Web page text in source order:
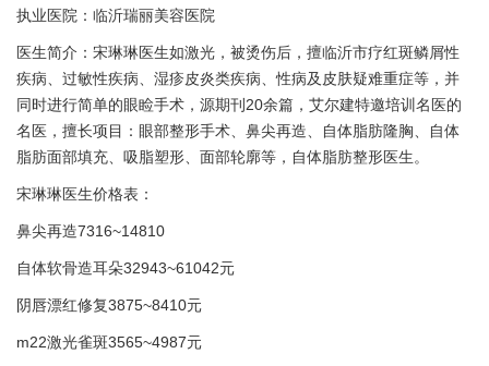
执业医院：临沂瑞丽美容医院
医生简介：宋琳琳医生如激光，被烫伤后，擅临沂市疗红斑鳞屑性
疾病、过敏性疾病、湿疹皮炎类疾病、性病及皮肤疑难重症等，并
同时进行简单的眼睑手术，源期刊20余篇，艾尔建特邀培训名医的
名医，擅长项目：眼部整形手术、鼻尖再造、自体脂肪隆胸、自体
脂肪面部填充、吸脂塑形、面部轮廓等，自体脂肪整形医生。
宋琳琳医生价格表：
鼻尖再造7316~14810
自体软骨造耳朵32943~61042元
阴唇漂红修复3875~8410元
m22激光雀斑3565~4987元